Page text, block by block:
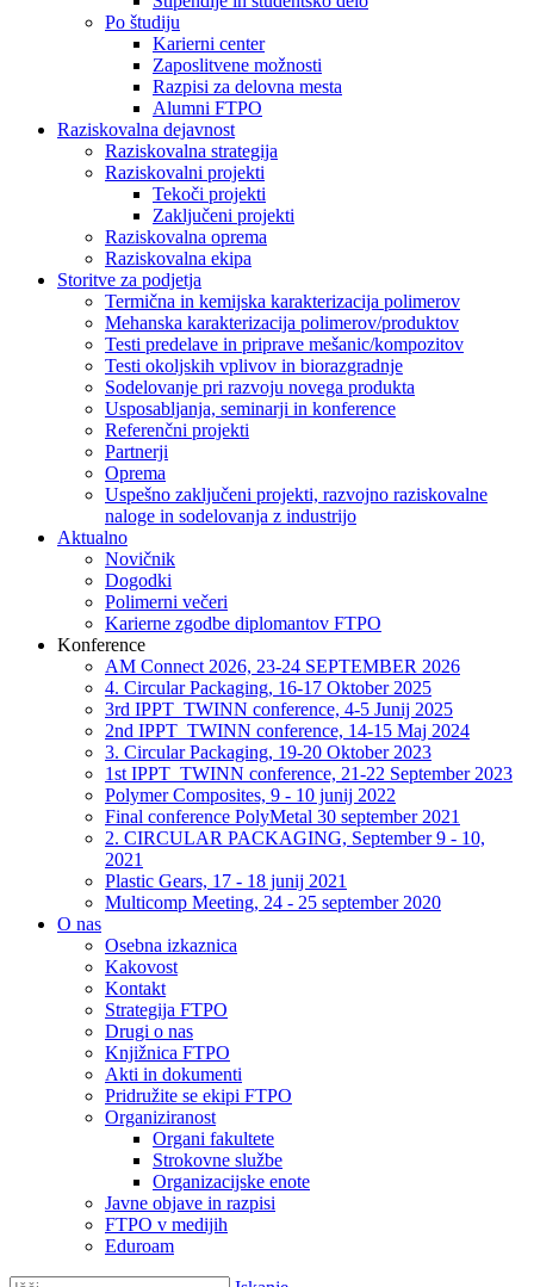
Po študiju
Karierni center
Zaposlitvene možnosti
Razpisi za delovna mesta
Alumni FTPO
Raziskovalna dejavnost
Raziskovalna strategija
Raziskovalni projekti
Tekoči projekti
Zaključeni projekti
Raziskovalna oprema
Raziskovalna ekipa
Storitve za podjetja
Termična in kemijska karakterizacija polimerov
Mehanska karakterizacija polimerov/produktov
Testi predelave in priprave mešanic/kompozitov
Testi okoljskih vplivov in biorazgradnje
Sodelovanje pri razvoju novega produkta
Usposabljanja, seminarji in konference
Referenčni projekti
Partnerji
Oprema
Uspešno zaključeni projekti, razvojno raziskovalne
naloge in sodelovanja z industrijo
Aktualno
Novičnik
Dogodki
Polimerni večeri
Karierne zgodbe diplomantov FTPO
Konference
AM Connect 2026, 23-24 SEPTEMBER 2026
4. Circular Packaging, 16-17 Oktober 2025
3rd IPPT_TWINN conference, 4-5 Junij 2025
2nd IPPT_TWINN conference, 14-15 Maj 2024
3. Circular Packaging, 19-20 Oktober 2023
1st IPPT_TWINN conference, 21-22 September 2023
Polymer Composites, 9 - 10 junij 2022
Final conference PolyMetal 30 september 2021
2. CIRCULAR PACKAGING, September 9 - 10,
2021
Plastic Gears, 17 - 18 junij 2021
Multicomp Meeting, 24 - 25 september 2020
O nas
Osebna izkaznica
Kakovost
Kontakt
Strategija FTPO
Drugi o nas
Knjižnica FTPO
Akti in dokumenti
Pridružite se ekipi FTPO
Organiziranost
Organi fakultete
Strokovne službe
Organizacijske enote
Javne objave in razpisi
FTPO v medijih
Eduroam